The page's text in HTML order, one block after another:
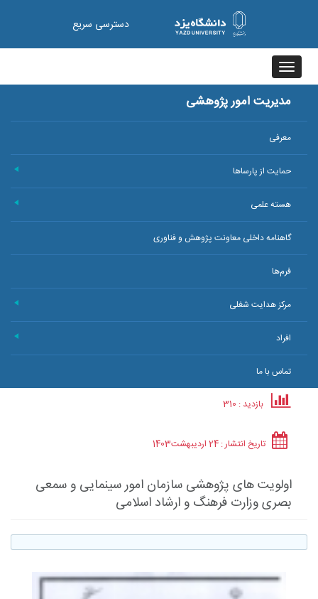
دسترسی سریع
Toggle
navigation
مدیریت امور پژوهشی
معرفی
حمایت از پارساها
هسته علمی
گاهنامه داخلی معاونت پژوهش و فناوری
فرم‌ها
مرکز هدایت شغلی
افراد
تماس با ما
بازدید : 310
تاریخ انتشار :24 اردیبهشت 1403
اولویت های پژوهشی سازمان امور سینمایی و سمعی
بصری وزارت فرهنگ و ارشاد اسلامی